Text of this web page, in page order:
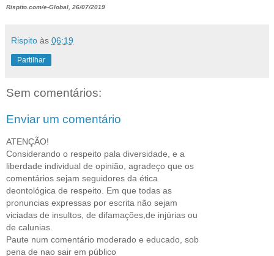
Rispito.com/e-Global, 26/07/2019
Rispito às 06:19
Partilhar
Sem comentários:
Enviar um comentário
ATENÇÃO!
Considerando o respeito pala diversidade, e a
liberdade individual de opinião, agradeço que os
comentários sejam seguidores da ética
deontológica de respeito. Em que todas as
pronuncias expressas por escrita não sejam
viciadas de insultos, de difamações,de injúrias ou
de calunias.
Paute num comentário moderado e educado, sob
pena de nao sair em público